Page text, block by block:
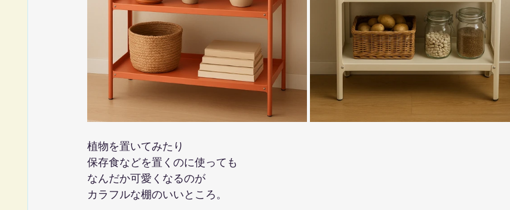
植物を置いてみたり
保存食などを置くのに使っても
なんだか可愛くなるのが
カラフルな棚のいいところ。